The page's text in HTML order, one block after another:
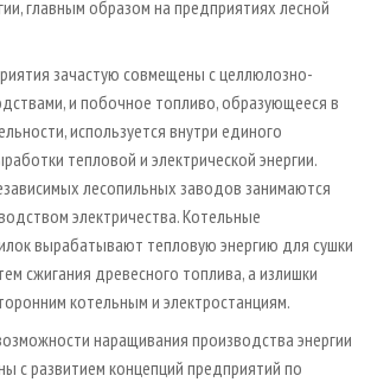
главным образом на предприятиях лесной
зачастую совмещены с целлюлозно-
и побочное топливо, образующееся в
используется внутри единого
тепловой и электрической энергии.
лесопильных заводов занимаются
электричества. Котельные
вырабатывают тепловую энергию для сушки
сжигания древесного топлива, а излишки
котельным и электростанциям.
наращивания производства энергии
с развитием концепций предприятий по